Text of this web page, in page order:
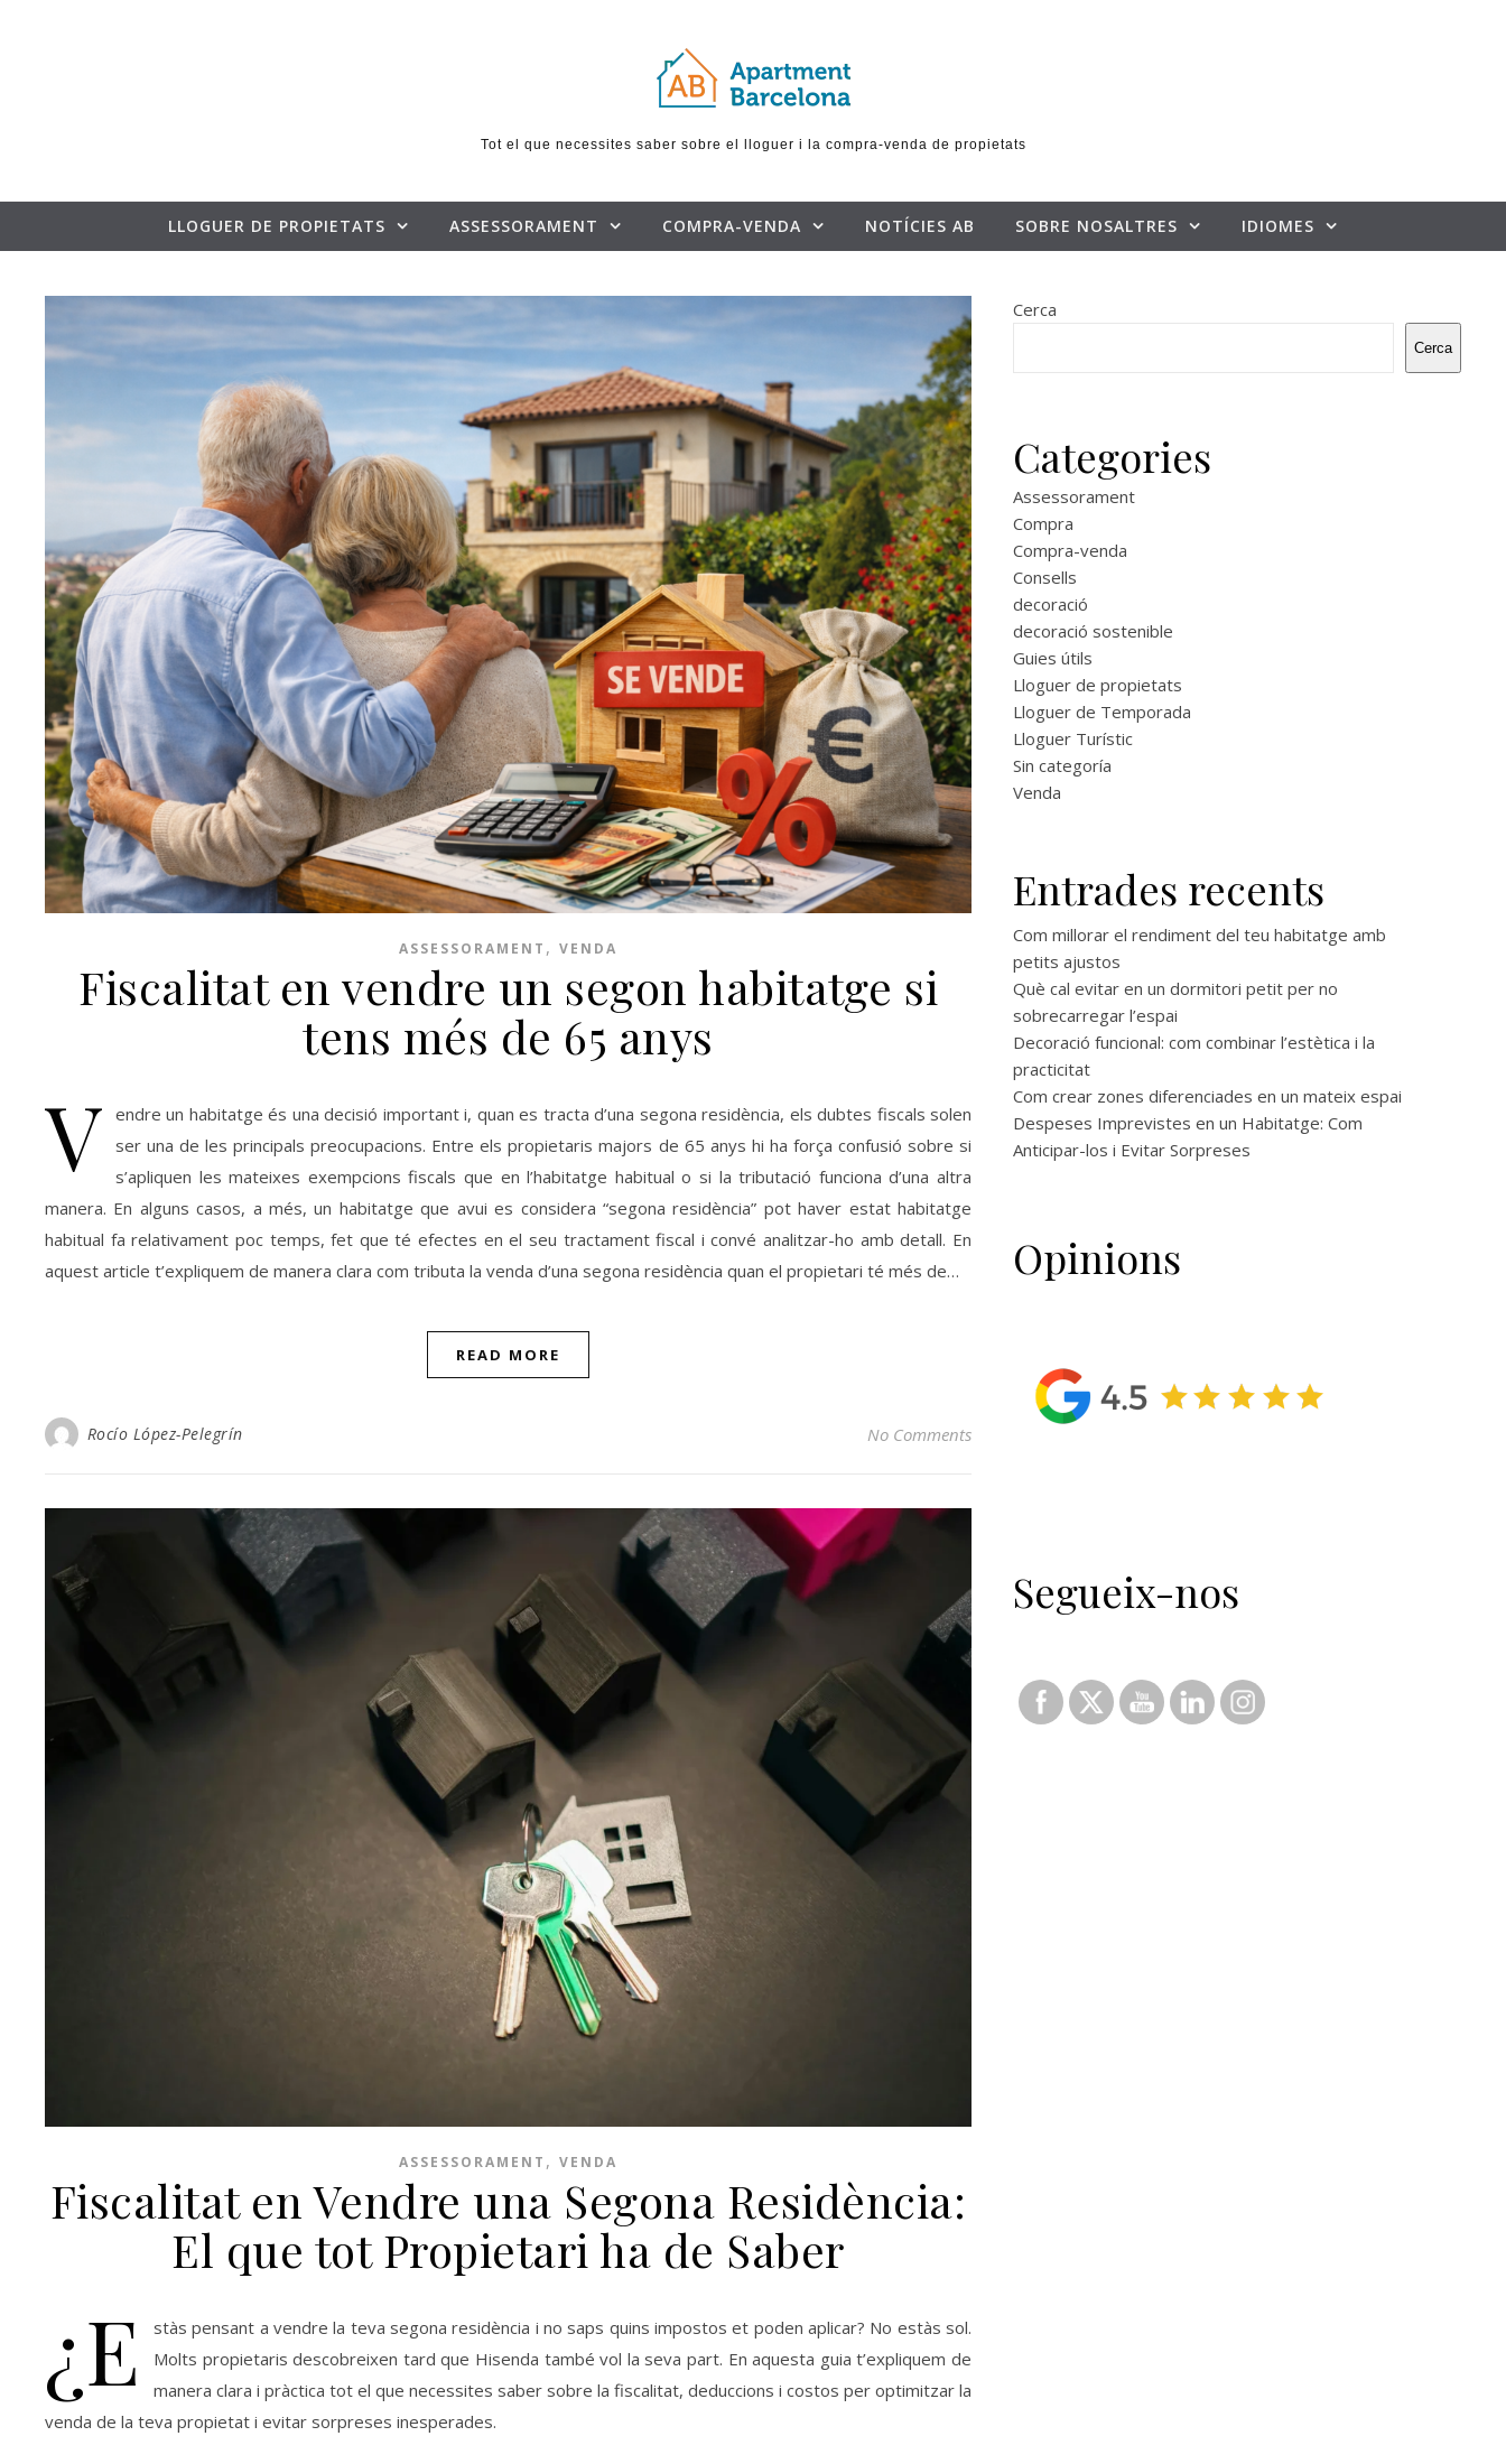
Tot el que necessites saber sobre el lloguer i la compra-venda de propietats
LLOGUER DE PROPIETATS ASSESSORAMENT COMPRA-VENDA NOTÍCIES AB SOBRE NOSALTRES IDIOMES
ASSESSORAMENT , VENDA
Fiscalitat en vendre un segon habitatge si
tens més de 65 anys
V endre un habitatge és una decisió important i, quan es tracta d’una segona residència, els dubtes fiscals solen
ser una de les principals preocupacions. Entre els propietaris majors de 65 anys hi ha força confusió sobre si
s’apliquen les mateixes exempcions fiscals que en l’habitatge habitual o si la tributació funciona d’una altra
manera. En alguns casos, a més, un habitatge que avui es considera “segona residència” pot haver estat habitatge
habitual fa relativament poc temps, fet que té efectes en el seu tractament fiscal i convé analitzar-ho amb detall. En
aquest article t’expliquem de manera clara com tributa la venda d’una segona residència quan el propietari té més de…
READ MORE
Rocío López-Pelegrín No Comments
ASSESSORAMENT , VENDA
Fiscalitat en Vendre una Segona Residència:
El que tot Propietari ha de Saber
¿E
stàs pensant a vendre la teva segona residència i no saps quins impostos et poden aplicar? No estàs sol.
Molts propietaris descobreixen tard que Hisenda també vol la seva part. En aquesta guia t’expliquem de
manera clara i pràctica tot el que necessites saber sobre la fiscalitat, deduccions i costos per optimitzar la
venda de la teva propietat i evitar sorpreses inesperades.
Cerca
Cerca
Categories
Assessorament
Compra
Compra-venda
Consells
decoració
decoració sostenible
Guies útils
Lloguer de propietats
Lloguer de Temporada
Lloguer Turístic
Sin categoría
Venda
Entrades recents
Com millorar el rendiment del teu habitatge amb
petits ajustos
Què cal evitar en un dormitori petit per no
sobrecarregar l’espai
Decoració funcional: com combinar l’estètica i la
practicitat
Com crear zones diferenciades en un mateix espai
Despeses Imprevistes en un Habitatge: Com
Anticipar-los i Evitar Sorpreses
Opinions
Segueix-nos